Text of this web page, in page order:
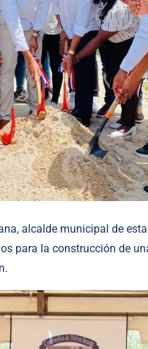
alcalde municipal de
para la construcción de